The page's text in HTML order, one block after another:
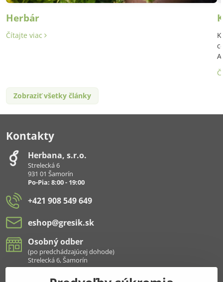
Herbár
Čítajte viac
Zobraziť všetky články
Kontakty
Herbana, s​.r​.o​.
Strelecká 6
931 01 Šamorín
Po-Pia: 8:00 - 19:00
+421 908 549 649
eshop​@gresik​.sk
Osobný odber
(po predchádzajúcej dohode)
Strelecká 6, Šamorín